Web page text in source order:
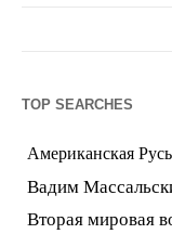
TOP SEARCHES
Американская Русь
Вадим
Вторая мировая